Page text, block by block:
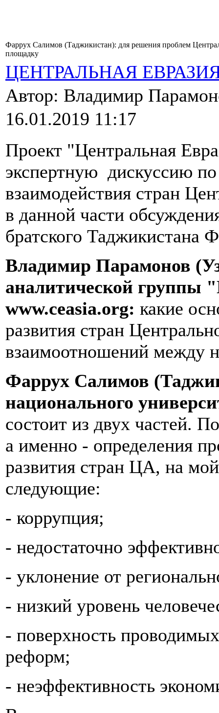
Фаррух Салимов (Таджикистан): для решения проблем
площадку
ЦЕНТРАЛЬНАЯ
Автор: Владимир
16.01.2019 11:17
Проект "Центральная
экспертную дискуссию
взаимодействия стран
в данной части
братского Таджикистана
Владимир Парамонов
аналитической группы
www.ceasia.org: какие
развития стран
взаимоотношений между
Фаррух Салимов
национального
состоит из двух частей.
а именно - определения
развития стран ЦА, на
следующие:
- коррупция;
- недостаточно
- уклонение от
- низкий уровень
- поверхность
реформ;
- неэффективность